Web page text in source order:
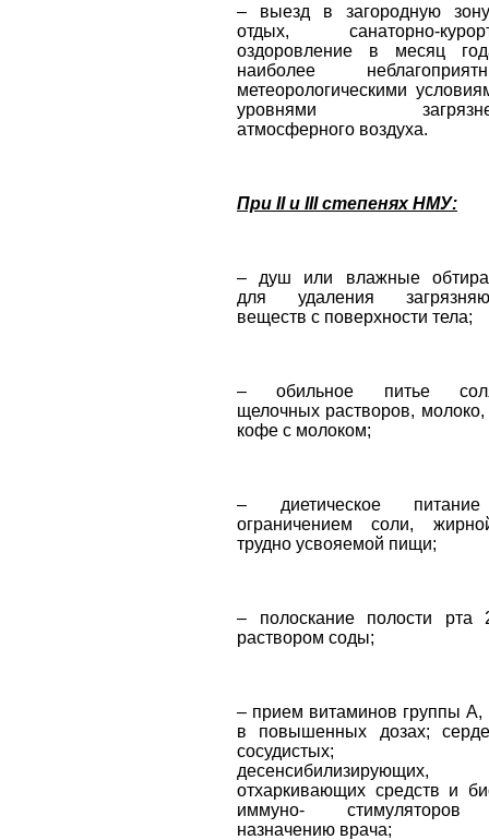
– выезд в загородную
отдых, санаторно-
оздоровление в месяц
наиболее
метеорологическими
уровнями
атмосферного воздуха.
При II и III степенях НМУ:
– душ или влажные
для удаления
веществ с поверхности тела;
– обильное питье
щелочных растворов, молоко,
кофе с молоком;
– диетическое
ограничением соли,
трудно усвояемой пищи;
– полоскание полости рта
раствором соды;
– прием витаминов группы
в повышенных дозах;
сосудистых;
десенсибилизирующих,
отхаркивающих средств и
иммуно-
назначению врача;